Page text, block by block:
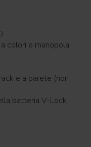
colori e manopola
e a parete (non
batteria V-Lock